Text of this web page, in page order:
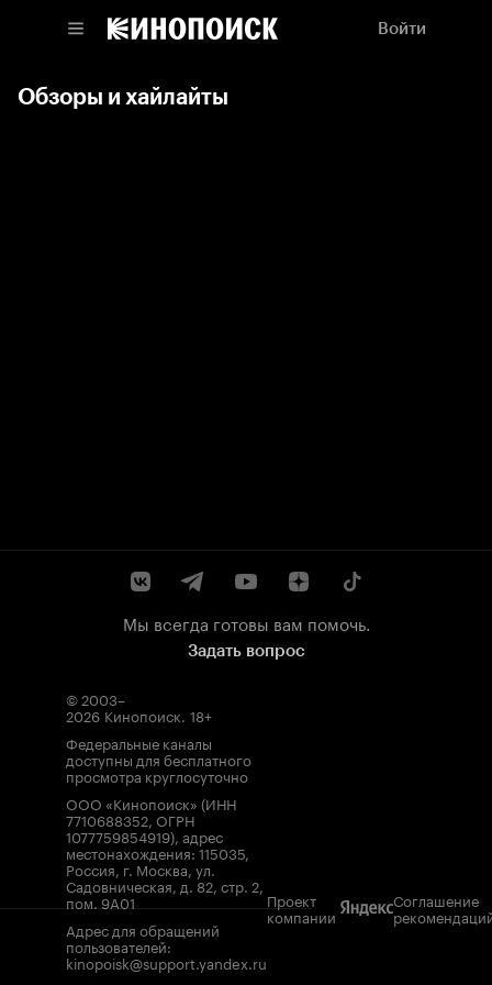
Войти
Обзоры и хайлайты
Мы всегда готовы вам помочь.
Задать вопрос
© 2003–
2026 Кинопоиск. 18+
Федеральные каналы
доступны для бесплатного
просмотра круглосуточно
ООО «Кинопоиск» (ИНН
7710688352, ОГРН
1077759854919), адрес
местонахождения: 115035,
Россия, г. Москва, ул.
Садовническая, д. 82, стр. 2,
пом. 9А01
Адрес для обращений
пользователей:
kinopoisk@support.yandex.ru
Проект
компании
Соглашение